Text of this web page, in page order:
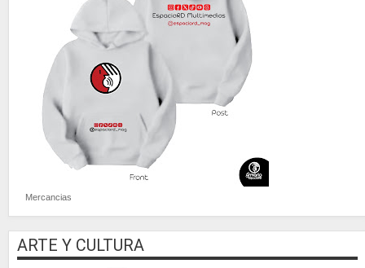
Mercancias
ARTE Y CULTURA